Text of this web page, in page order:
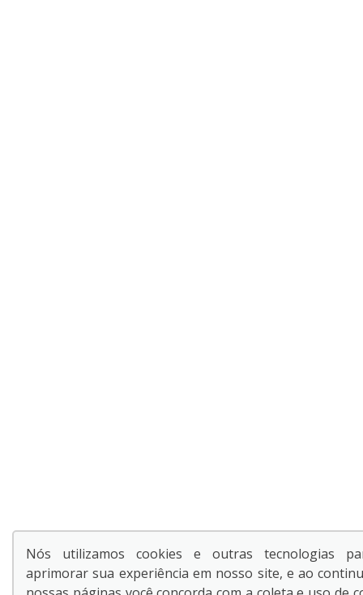
Nós utilizamos cookies e outras tecnologias
aprimorar sua experiência em nosso site, e ao